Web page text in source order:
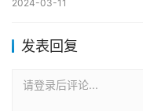
2024-03-11
发表回复
请登录后评论...